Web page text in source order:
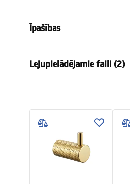
Īpašības
Materiāls
Uzstādīšanas veids
Sērija
Lejupielādējamie faili (2)
Accessories_-_24.pdf